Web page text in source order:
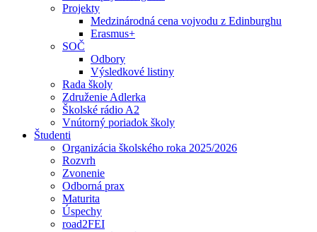
Projekty
Medzinárodná cena vojvodu z Edinburghu
Erasmus+
SOČ
Odbory
Výsledkové listiny
Rada školy
Združenie Adlerka
Školské rádio A2
Vnútorný poriadok školy
Študenti
Organizácia školského roka 2025/2026
Rozvrh
Zvonenie
Odborná prax
Maturita
Úspechy
road2FEI